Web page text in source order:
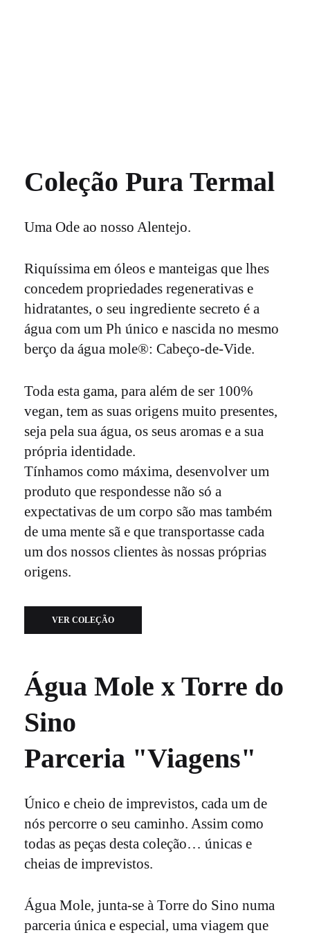
Coleção Pura Termal
Uma Ode ao nosso Alentejo.
Riquíssima em óleos e manteigas que lhes
concedem propriedades regenerativas e
hidratantes, o seu ingrediente secreto é a
água com um Ph único e nascida no mesmo
berço da água mole®: Cabeço-de-Vide.
Toda esta gama, para além de ser 100%
vegan, tem as suas origens muito presentes,
seja pela sua água, os seus aromas e a sua
própria identidade.
Tínhamos como máxima, desenvolver um
produto que respondesse não só a
expectativas de um corpo são mas também
de uma mente sã e que transportasse cada
um dos nossos clientes às nossas próprias
origens.
VER COLEÇÃO
Água Mole x Torre do
Sino
Parceria "Viagens"
Único e cheio de imprevistos, cada um de
nós percorre o seu caminho. Assim como
todas as peças desta coleção… únicas e
cheias de imprevistos.
Água Mole, junta-se à Torre do Sino numa
parceria única e especial, uma viagem que